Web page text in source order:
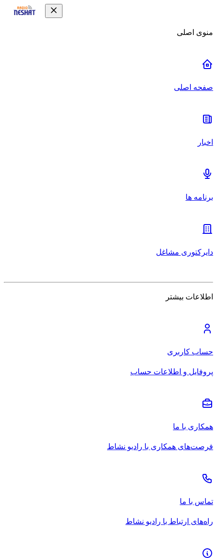
منوی اصلی
صفحه اصلی
اخبار
برنامه ها
دایرکتوری مشاغل
اطلاعات بیشتر
حساب کاربری
پروفایل و اطلاعات حساب
همکاری با ما
فرصت‌های همکاری با رادیو نشاط
تماس با ما
راه‌های ارتباط با رادیو نشاط